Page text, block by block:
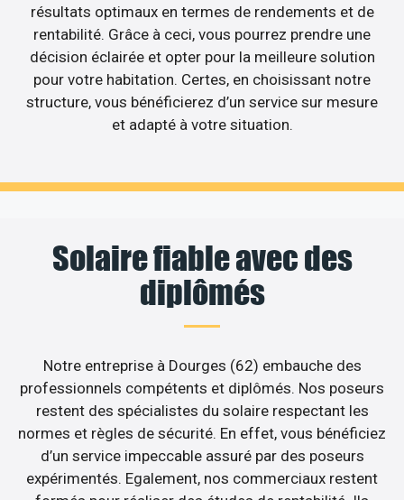
résultats optimaux en termes de rendements et de
rentabilité. Grâce à ceci, vous pourrez prendre une
décision éclairée et opter pour la meilleure solution
pour votre habitation. Certes, en choisissant notre
structure, vous bénéficierez d’un service sur mesure
et adapté à votre situation.
Solaire fiable avec des
diplômés
Notre entreprise à Dourges (62) embauche des
professionnels compétents et diplômés. Nos poseurs
restent des spécialistes du solaire respectant les
normes et règles de sécurité. En effet, vous bénéficiez
d’un service impeccable assuré par des poseurs
expérimentés. Egalement, nos commerciaux restent